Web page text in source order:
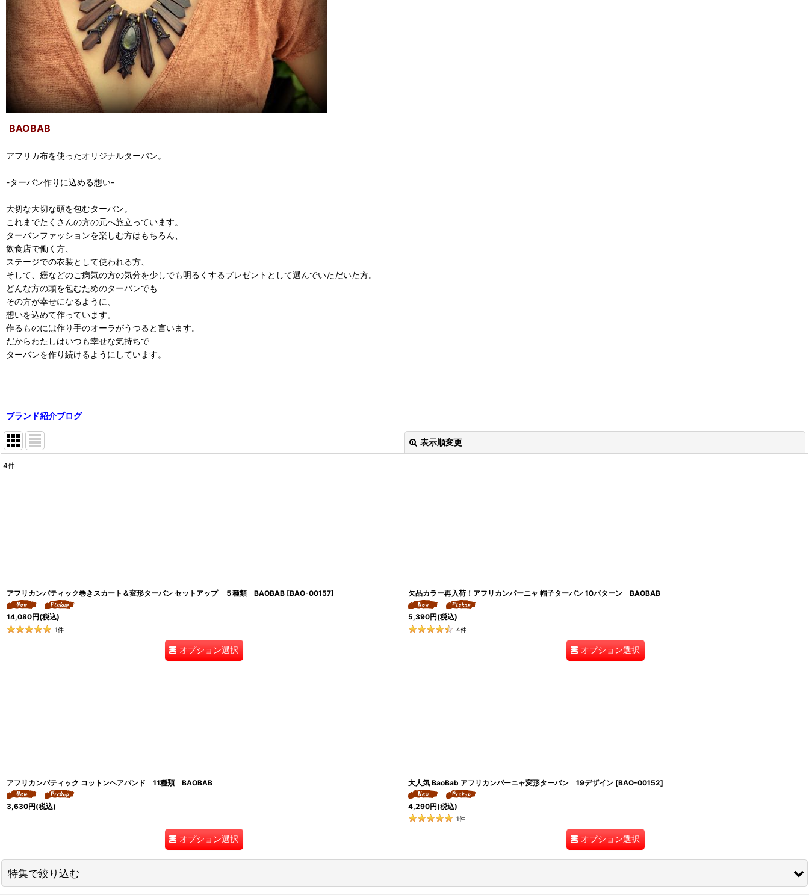
BAOBAB
アフリカ布を使ったオリジナルターバン。
-ターバン作りに込める想い-
大切な大切な頭を包むターバン。
これまでたくさんの方の元へ旅立っています。
ターバンファッションを楽しむ方はもちろん、
飲食店で働く方、
ステージでの衣装として使われる方、
そして、癌などのご病気の方の気分を少しでも明るくするプレゼントとして選んでいただいた方。
どんな方の頭を包むためのターバンでも
その方が幸せになるように、
想いを込めて作っています。
作るものには作り手のオーラがうつると言います。
だからわたしはいつも幸せな気持ちで
ターバンを作り続けるようにしています。
ブランド紹介ブログ
表示順変更
4件
アフリカンバティック巻きスカート＆変形ターバン セットアップ ５種類 BAOBAB [BAO-00157]
14,080円(税込)
1件
オプション選択
欠品カラー再入荷！アフリカンパーニャ 帽子ターバン 10パターン BAOBAB
5,390円(税込)
4件
オプション選択
アフリカンバティック コットンヘアバンド 11種類 BAOBAB
3,630円(税込)
オプション選択
大人気 BaoBab アフリカンパーニャ変形ターバン 19デザイン [BAO-00152]
4,290円(税込)
1件
オプション選択
特集で絞り込む